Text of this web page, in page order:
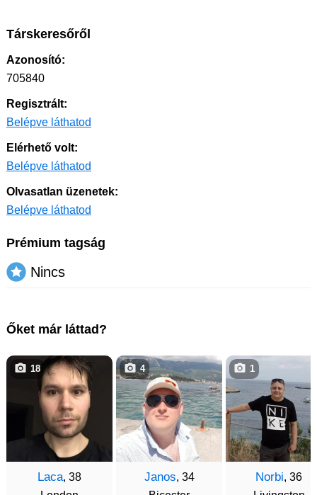
Társkeresőről
Azonosító:
705840
Regisztrált:
Belépve láthatod
Elérhető volt:
Belépve láthatod
Olvasatlan üzenetek:
Belépve láthatod
Prémium tagság
Nincs
Őket már láttad?
Laca, 38
18
Janos, 34
4
Norbi, 36
1